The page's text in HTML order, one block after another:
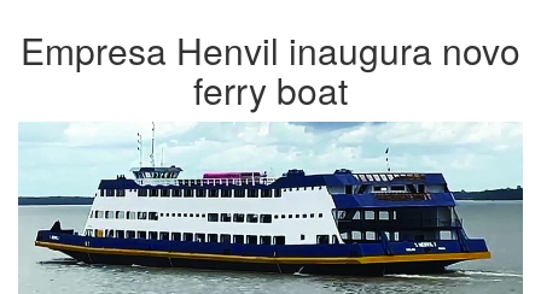
Empresa Henvil inaugura novo
ferry boat